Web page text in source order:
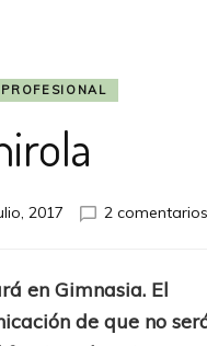
2017 2 comentarios
en Gimnasia. El
de que no